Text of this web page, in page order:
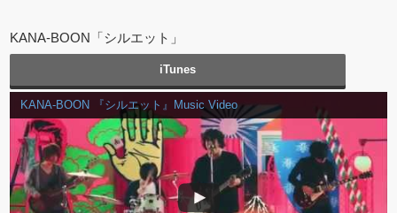
KANA-BOON「シルエット」
iTunes
KANA-BOON 『シルエット』Music Video